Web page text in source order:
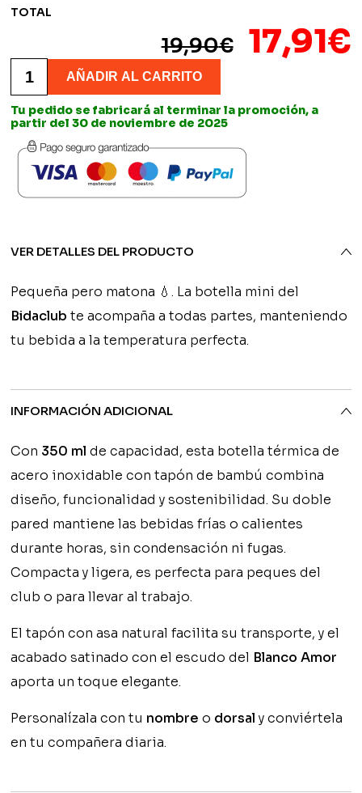
TOTAL
19,90€ El
17,91€
Botella
Térmica
Personalizada
-
Blanco
Amor
cantidad
AÑADIR AL CARRITO
Tu pedido se fabricará al terminar la promoción, a
partir del 30 de noviembre de 2025
VER DETALLES DEL PRODUCTO
Pequeña pero matona 💧. La botella mini del
Bidaclub te acompaña a todas partes, manteniendo
tu bebida a la temperatura perfecta.
INFORMACIÓN ADICIONAL
Con 350 ml de capacidad, esta botella térmica de
acero inoxidable con tapón de bambú combina
diseño, funcionalidad y sostenibilidad. Su doble
pared mantiene las bebidas frías o calientes
durante horas, sin condensación ni fugas.
Compacta y ligera, es perfecta para peques del
club o para llevar al trabajo.
El tapón con asa natural facilita su transporte, y el
acabado satinado con el escudo del Blanco Amor
aporta un toque elegante.
Personalízala con tu nombre o dorsal y conviértela
en tu compañera diaria.